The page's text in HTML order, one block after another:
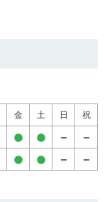
金 土 日 祝